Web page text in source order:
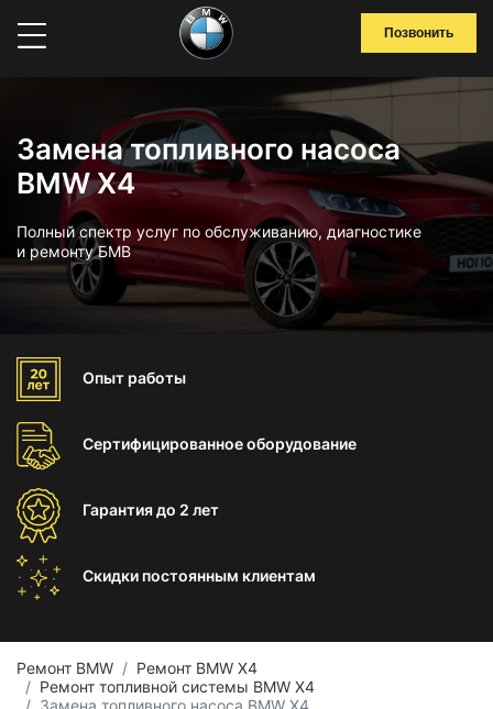
Позвонить
Замена топливного насоса
BMW X4
Полный спектр услуг по обслуживанию, диагностике
и ремонту БМВ
Опыт работы
Сертифицированноеоборудование
Гарантиядо 2 лет
Скидки постоянным клиентам
Ремонт BMW
Ремонт BMW X4
Ремонт топливной системы BMW X4
Замена топливного насоса BMW X4